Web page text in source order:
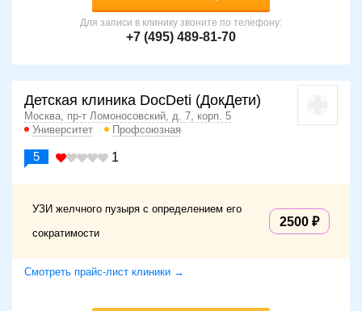
Для записи в клинику звоните по телефону:
+7 (495) 489-81-70
Детская клиника DocDeti (ДокДети)
Москва, пр-т Ломоносовский, д. 7, корп. 5
Университет
Профсоюзная
5 1
УЗИ желчного пузыря с определением его
сократимости
2500
Смотреть прайс-лист клиники →